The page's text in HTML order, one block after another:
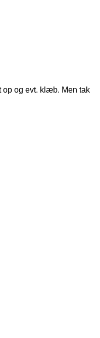
op og evt. klæb. Men tak